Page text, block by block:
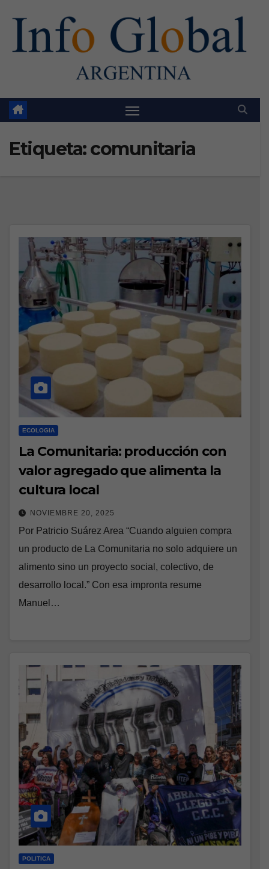
Etiqueta:comunitaria
ECOLOGIA
La Comunitaria: producción con
valor agregado que alimenta la
cultura local
NOVIEMBRE 20, 2025
Por Patricio Suárez Area “Cuando alguien compra
un producto de La Comunitaria no solo adquiere un
alimento sino un proyecto social, colectivo, de
desarrollo local.” Con esa impronta resume
Manuel…
POLITICA